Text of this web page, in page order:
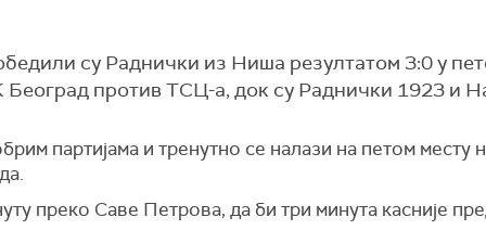
су Раднички из Ниша резултатом 3:0 у
против ТСЦ-а, док су Раднички 1923 и
партијама и тренутно се налази на петом месту
преко Саве Петрова, да би три минута касније